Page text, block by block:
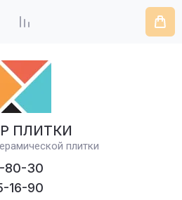
ПЛИТКИ
плитки
80-30
16-90